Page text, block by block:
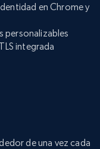
en Chrome y
personalizables
integrada
de una vez cada